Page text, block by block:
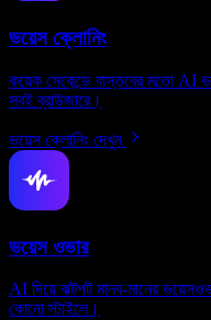
ভয়েস ক্লোনিং
কয়েক সেকেন্ডে বাস্তবের মতো AI
সবই ব্রাউজারে।
ভয়েস ক্লোনিং দেখুন
ভয়েস ওভার
AI দিয়ে ঝটপট মানব-মানের
কোনো স্টাইলে।